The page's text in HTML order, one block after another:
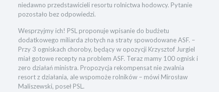
niedawno przedstawicieli resortu rolnictwa hodowcy. Pytanie
pozostało bez odpowiedzi.
Wesprzyjmy ich! PSL proponuje wpisanie do budżetu
dodatkowego miliarda złotych na straty spowodowane ASF. –
Przy 3 ogniskach choroby, będący w opozycji Krzysztof Jurgiel
miał gotowe recepty na problem ASF. Teraz mamy 100 ognisk i
zero działań ministra. Propozycja rekompensat nie zwalnia
resort z działania, ale wspomoże rolników – mówi Mirosław
Maliszewski, poseł PSL.